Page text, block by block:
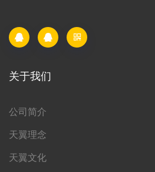
关于我们
公司简介
天翼理念
天翼文化